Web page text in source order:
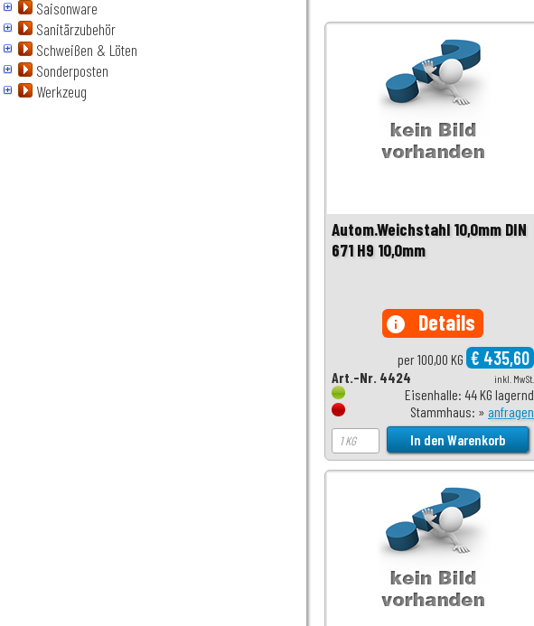
Saisonware
Sanitärzubehör
Schweißen & Löten
Sonderposten
Werkzeug
Autom.Weichstahl 10,0mm DIN
671 H9 10,0mm
info Details
per 100,00 KG € 435,60
inkl. MwSt.
Art.-Nr. 4424
Eisenhalle: 44 KG lagernd
Stammhaus: » anfragen